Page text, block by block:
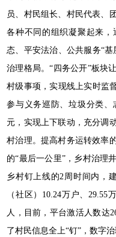
员、村民组长、村民代表、
各种不同的组织凝聚起来
态、平安法治、公共服务“
治理格局。“四务公开”板块
村级事项，实现线上实时监
参与义务巡防、垃圾分类
元，实现上下联动，充分调
村治理。提高村务运转效率
的“最后一公里”，乡村治理
乡村钉上线的2周时间内，
（社区）10.24万户、29.55
人，目前，平台激活人数达
了村民信息全上“钉”，数字治